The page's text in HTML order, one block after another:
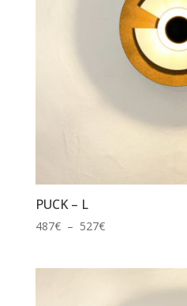
PUCK – L
487€ – 527€Plage